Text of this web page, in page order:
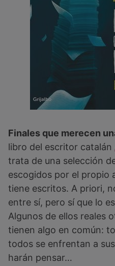
Finales que merecen
libro del escritor catalán
trata de una selección
escogidos por el propio
tiene escritos. A priori,
entre sí, pero sí que lo
Algunos de ellos reales
tienen algo en común:
todos se enfrentan a
harán pensar…